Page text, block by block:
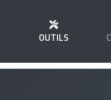
OUTILS